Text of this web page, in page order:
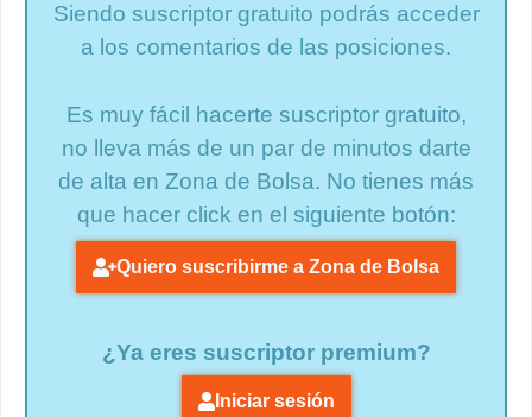
Siendo suscriptor gratuito podrás acceder
a los comentarios de las posiciones.
Es muy fácil hacerte suscriptor gratuito,
no lleva más de un par de minutos darte
de alta en Zona de Bolsa. No tienes más
que hacer click en el siguiente botón:
Quiero suscribirme a Zona de Bolsa
¿Ya eres suscriptor premium?
Iniciar sesión